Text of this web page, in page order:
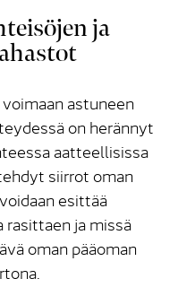
ja
astuneen
on herännyt
aatteellisissa
siirrot oman
esittää
ja missä
oman pääoman